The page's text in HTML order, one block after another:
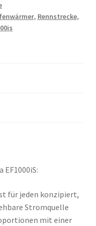
, Rennstrecke,
für jeden konzipiert,
Stromquelle
mit einer